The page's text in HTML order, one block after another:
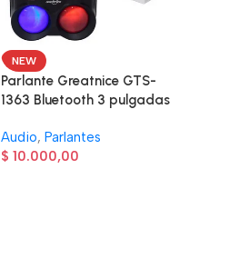
NEW
Parlante Greatnice GTS-
1363 Bluetooth 3 pulgadas
Audio, Parlantes
$ 10.000,00